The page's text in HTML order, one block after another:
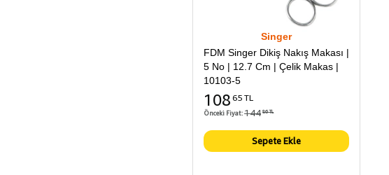
Singer
FDM Singer Dikiş Nakış Makası |
5 No | 12.7 Cm | Çelik Makas |
10103-5
108 65 TL
Önceki Fiyat:144 86 TL
Sepete Ekle